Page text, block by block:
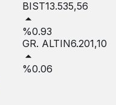
BIST13.535,56
%0.93
GR. ALTIN6.201,10
%0.06